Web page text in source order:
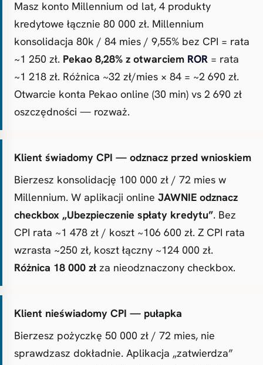
Masz konto Millennium od lat, 4 produkty
kredytowe łącznie 80 000 zł. Millennium
konsolidacja 80k / 84 mies / 9,55% bez CPI = rata
~1 250 zł. Pekao 8,28% z otwarciem ROR = rata
~1 218 zł. Różnica ~32 zł/mies × 84 = ~2 690 zł.
Otwarcie konta Pekao online (30 min) vs 2 690 zł
oszczędności — rozważ.
Klient świadomy CPI — odznacz przed wnioskiem
Bierzesz konsolidację 100 000 zł / 72 mies w
Millennium. W aplikacji online JAWNIE odznacz
checkbox „Ubezpieczenie spłaty kredytu”. Bez
CPI rata ~1 478 zł / koszt ~106 600 zł. Z CPI rata
wzrasta ~250 zł, koszt łączny ~124 000 zł.
Różnica 18 000 zł za nieodznaczony checkbox.
Klient nieświadomy CPI — pułapka
Bierzesz pożyczkę 50 000 zł / 72 mies, nie
sprawdzasz dokładnie. Aplikacja „zatwierdza”